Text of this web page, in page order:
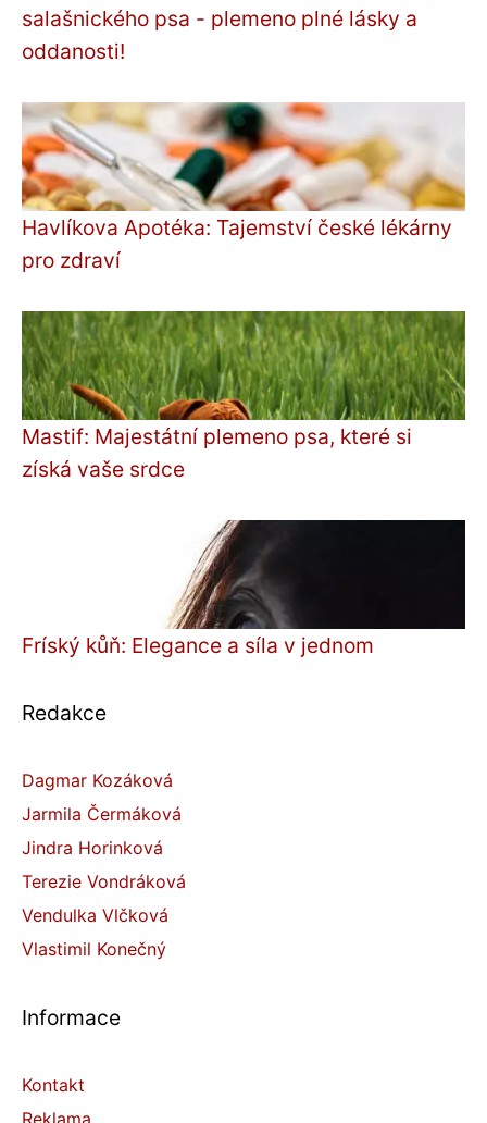
salašnického psa - plemeno plné lásky a
oddanosti!
Havlíkova Apotéka: Tajemství české lékárny
pro zdraví
Mastif: Majestátní plemeno psa, které si
získá vaše srdce
Fríský kůň: Elegance a síla v jednom
Redakce
Dagmar Kozáková
Jarmila Čermáková
Jindra Horinková
Terezie Vondráková
Vendulka Vlčková
Vlastimil Konečný
Informace
Kontakt
Reklama